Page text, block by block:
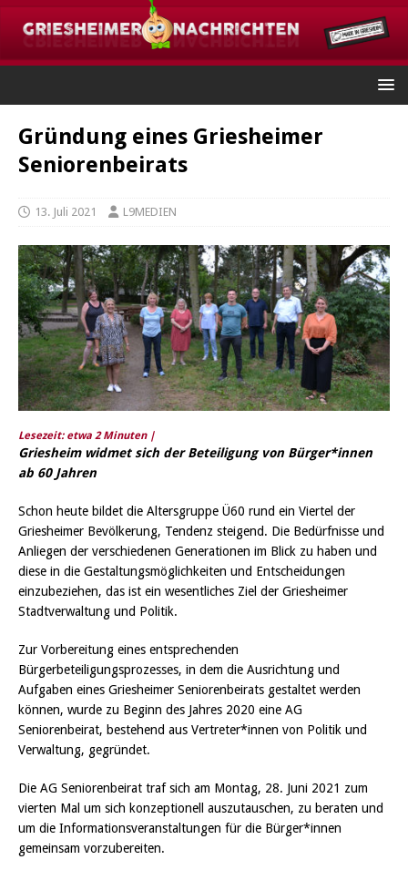
Gründung eines Griesheimer
Seniorenbeirats
13. Juli 2021 L9MEDIEN
Lesezeit: etwa 2 Minuten |
Griesheim widmet sich der Beteiligung von Bürger*innen
ab 60 Jahren
Schon heute bildet die Altersgruppe Ü60 rund ein Viertel der
Griesheimer Bevölkerung, Tendenz steigend. Die Bedürfnisse und
Anliegen der verschiedenen Generationen im Blick zu haben und
diese in die Gestaltungsmöglichkeiten und Entscheidungen
einzubeziehen, das ist ein wesentliches Ziel der Griesheimer
Stadtverwaltung und Politik.
Zur Vorbereitung eines entsprechenden
Bürgerbeteiligungsprozesses, in dem die Ausrichtung und
Aufgaben eines Griesheimer Seniorenbeirats gestaltet werden
können, wurde zu Beginn des Jahres 2020 eine AG
Seniorenbeirat, bestehend aus Vertreter*innen von Politik und
Verwaltung, gegründet.
Die AG Seniorenbeirat traf sich am Montag, 28. Juni 2021 zum
vierten Mal um sich konzeptionell auszutauschen, zu beraten und
um die Informationsveranstaltungen für die Bürger*innen
gemeinsam vorzubereiten.